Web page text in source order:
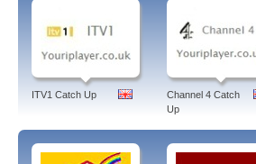
ITV1 Catch Up
Channel 4 Catch
Up